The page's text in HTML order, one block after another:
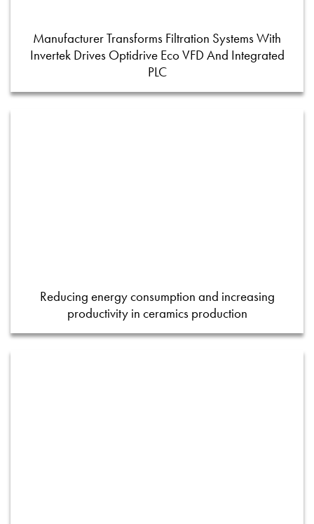
Manufacturer Transforms Filtration Systems With
Invertek Drives Optidrive Eco VFD And Integrated
PLC
Reducing energy consumption and increasing
productivity in ceramics production